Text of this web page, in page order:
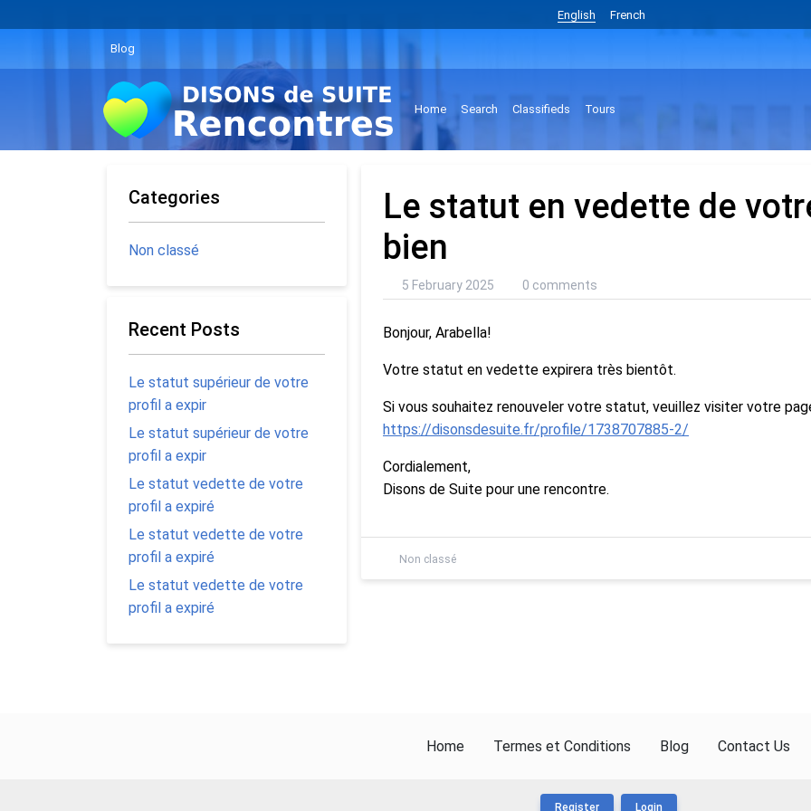
English French
Blog
Home Search Classifieds Tours
Le statut en vedette de
bien
5 February 2025 0 comments
Bonjour, Arabella!
Votre statut en vedette expirera très bientôt.
Si vous souhaitez renouveler votre statut, veuillez visiter votre
https://disonsdesuite.fr/profile/1738707885-2/
Cordialement,
Disons de Suite pour une rencontre.
Non classé
Categories
Non classé
Recent Posts
Le statut supérieur de votre
profil a expir
Le statut supérieur de votre
profil a expir
Le statut vedette de votre
profil a expiré
Le statut vedette de votre
profil a expiré
Le statut vedette de votre
profil a expiré
Home Termes et Conditions Blog Contact Us
Register Login